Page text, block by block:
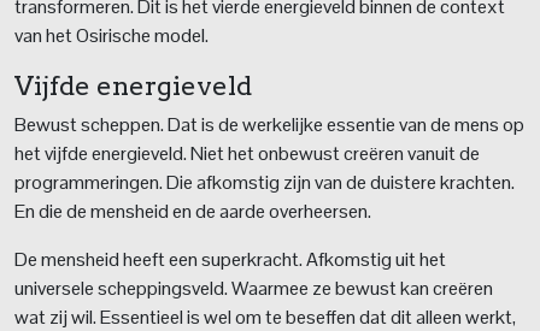
transformeren. Dit is het vierde energieveld binnen de context
van het Osirische model.
Vijfde energieveld
Bewust scheppen. Dat is de werkelijke essentie van de mens op
het vijfde energieveld. Niet het onbewust creëren vanuit de
programmeringen. Die afkomstig zijn van de duistere krachten.
En die de mensheid en de aarde overheersen.
De mensheid heeft een superkracht. Afkomstig uit het
universele scheppingsveld. Waarmee ze bewust kan creëren
wat zij wil. Essentieel is wel om te beseffen dat dit alleen werkt,